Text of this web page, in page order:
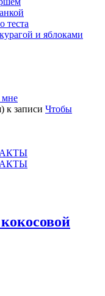
теста
и яблоками
к записи Чтобы